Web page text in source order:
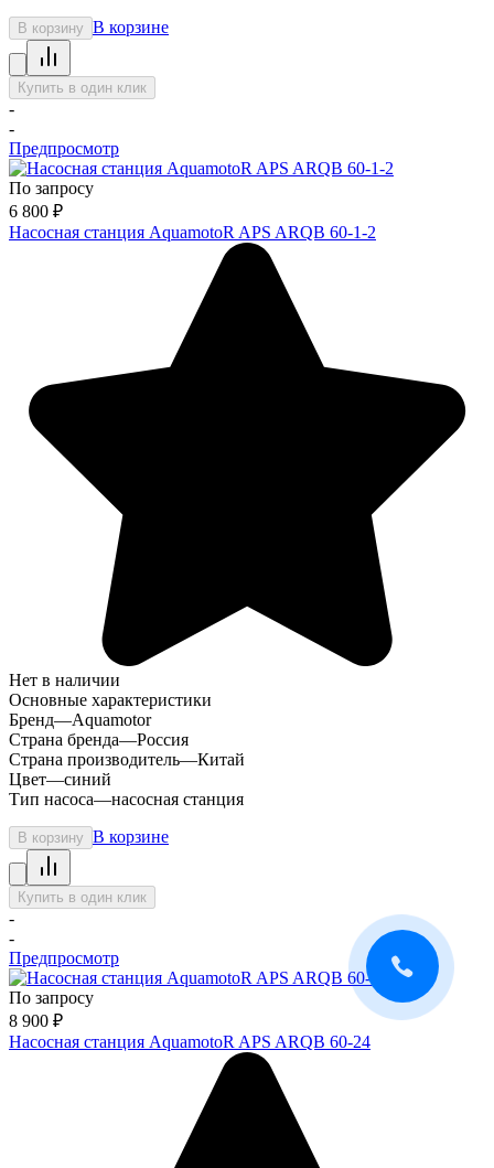
В корзину В корзине
Купить в один клик
-
-
Предпросмотр
По запросу
6 800 ₽
Насосная станция AquamotoR APS ARQB 60-1-2
Нет в наличии
Основные характеристики
Бренд—Aquamotor
Страна бренда—Россия
Страна производитель—Китай
Цвет—синий
Тип насоса—насосная станция
В корзину В корзине
Купить в один клик
-
-
Предпросмотр
По запросу
8 900 ₽
Насосная станция AquamotoR APS ARQB 60-24